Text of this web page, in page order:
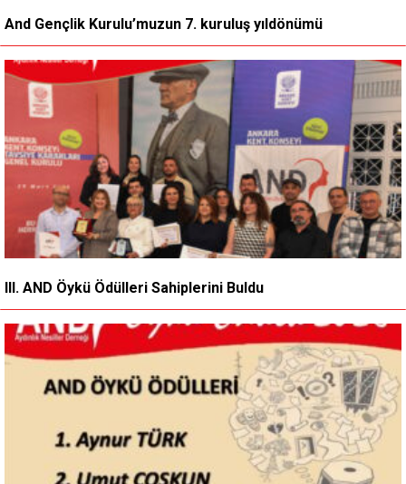
And Gençlik Kurulu’muzun 7. kuruluş yıldönümü
III. AND Öykü Ödülleri Sahiplerini Buldu